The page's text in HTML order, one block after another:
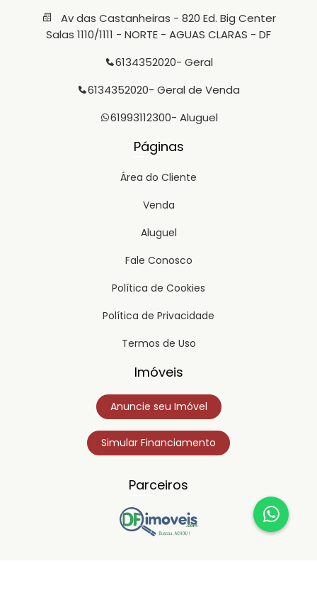
Av das Castanheiras - 820 Ed. Big Center
Salas 1110/1111 - NORTE - AGUAS CLARAS - DF
6134352020- Geral
6134352020- Geral de Venda
61993112300- Aluguel
Páginas
Área do Cliente
Venda
Aluguel
Fale Conosco
Política de Cookies
Política de Privacidade
Termos de Uso
Imóveis
Anuncie seu Imóvel
Simular Financiamento
Parceiros